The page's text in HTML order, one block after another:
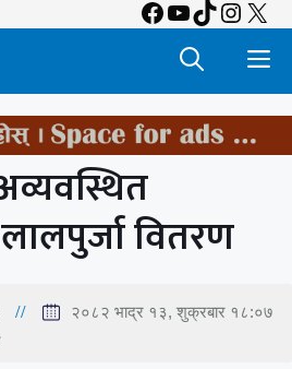
Facebook
YouTube
TikTok
X
वितरण
२०८२ भाद्र १३, शुक्रबार १८:०७